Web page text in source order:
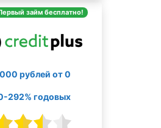
займ бесплатно!
рублей от 0
292% годовых